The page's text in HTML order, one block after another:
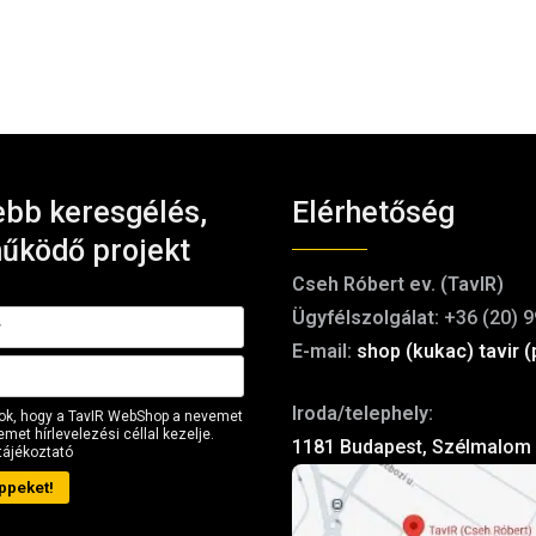
keresgélés,
projekt
hogy a TavIR WebShop a nevemet
hírlevelezési céllal kezelje.
Elérhetőség
Cseh Róbert ev. (TavIR)
Ügyfélszolgálat: +36 (20)
E-mail: shop (kukac) tavir
Iroda/telephely:
1181 Budapest,